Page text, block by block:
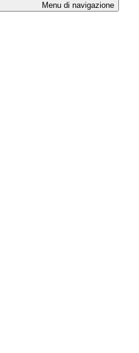
Menu di navigazione